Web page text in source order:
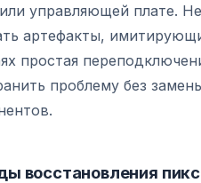
управляющей плате.
артефакты,
простая
проблему без
восстановления